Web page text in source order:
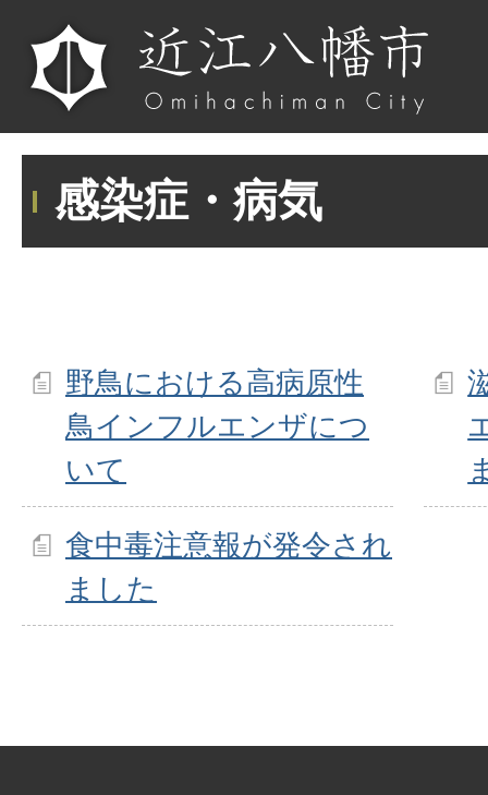
感染症・病気
野鳥における高病原性
鳥インフルエンザにつ
いて
食中毒注意報が発令され
ました